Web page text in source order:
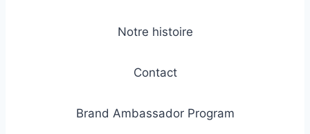
Notre histoire
Contact
Brand Ambassador Program